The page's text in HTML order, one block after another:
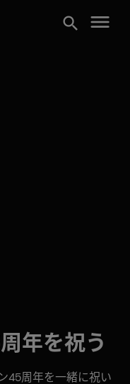
search menu
年を祝う
45周年を一緒に祝い